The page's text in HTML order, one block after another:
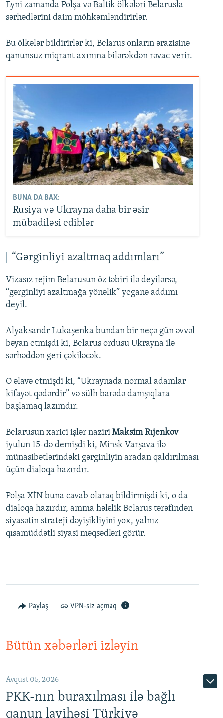
Eyni zamanda Polşa və Baltik ölkələri Belarusla
sərhədlərini daim möhkəmləndirirlər.
Bu ölkələr bildirirlər ki, Belarus onların ərazisinə
qanunsuz miqrant axınına bilərəkdən rəvac verir.
BUNA DA BAX:
Rusiya və Ukrayna daha bir əsir
mübadiləsi ediblər
“Gərginliyi azaltmaq addımları”
Vizasız rejim Belarusun öz təbiri ilə deyilərsə,
“gərginliyi azaltmağa yönəlik” yeganə addımı
deyil.
Alyaksandr Lukaşenka bundan bir neçə gün əvvəl
bəyan etmişdi ki, Belarus ordusu Ukrayna ilə
sərhəddən geri çəkiləcək.
O əlavə etmişdi ki, “Ukraynada normal adamlar
kifayət qədərdir” və sülh barədə danışıqlara
başlamaq lazımdır.
Belarusun xarici işlər naziri Maksim Rıjenkov
iyulun 15-də demişdi ki, Minsk Varşava ilə
münasibətlərindəki gərginliyin aradan qaldırılması
üçün dialoqa hazırdır.
Polşa XİN buna cavab olaraq bildirmişdi ki, o da
dialoqa hazırdır, amma hələlik Belarus tərəfindən
siyasətin strateji dəyişikliyini yox, yalnız
qısamüddətli siyasi məqsədləri görür.
Paylaş VPN-siz açmaq
Bütün xəbərləri izləyin
Avqust 05, 2026
PKK-nın buraxılması ilə bağlı
qanun layihəsi Türkiyə